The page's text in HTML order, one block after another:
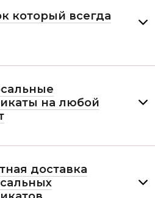
который всегда
на любой
доставка